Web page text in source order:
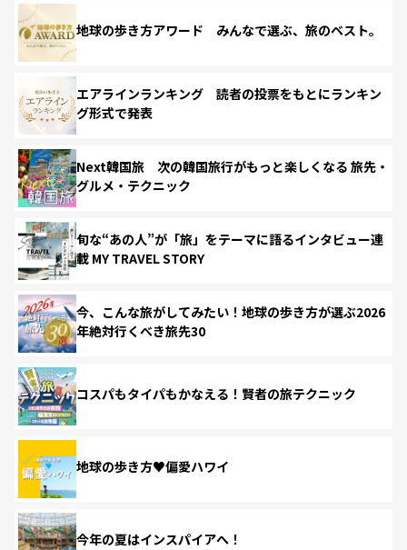
地球の歩き方アワード みんなで選ぶ、旅のベスト。
エアラインランキング 読者の投票をもとにランキン
グ形式で発表
Next韓国旅 次の韓国旅行がもっと楽しくなる 旅先・
グルメ・テクニック
旬な“あの人”が「旅」をテーマに語るインタビュー連
載 MY TRAVEL STORY
今、こんな旅がしてみたい！地球の歩き方が選ぶ2026
年絶対行くべき旅先30
コスパもタイパもかなえる！賢者の旅テクニック
地球の歩き方♥偏愛ハワイ
今年の夏はインスパイアへ！